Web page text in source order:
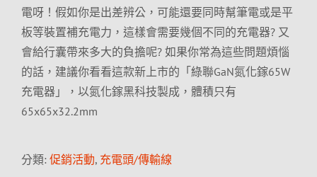
電呀！假如你是出差辨公，可能還要同時幫筆電或是平
板等裝置補充電力，這樣會需要幾個不同的充電器? 又
會給行囊帶來多大的負擔呢? 如果你常為這些問題煩惱
的話，建議你看看這款新上市的「綠聯GaN氮化鎵65W
充電器」，以氮化鎵黑科技製成，體積只有
65x65x32.2mm
分類: 促銷活動, 充電頭/傳輸線